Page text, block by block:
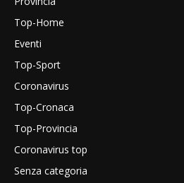
Top-Home
Eventi
Top-Sport
Coronavirus
Top-Cronaca
Top-Provincia
Coronavirus top
Senza categoria